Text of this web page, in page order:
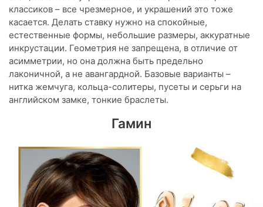
классиков – все чрезмерное, и украшений это тоже
касается. Делать ставку нужно на спокойные,
естественные формы, небольшие размеры, аккуратные
инкрустации. Геометрия не запрещена, в отличие от
асимметрии, но она должна быть предельно
лаконичной, а не авангардной. Базовые варианты –
нитка жемчуга, кольца-солитеры, пусеты и серьги на
английском замке, тонкие браслеты.
Гамин